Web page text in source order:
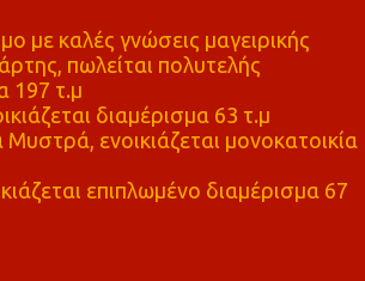
με καλές γνώσεις μαγειρικής
πωλείται πολυτελής
197 τ.μ
διαμέρισμα 63 τ.μ
Μυστρά, ενοικιάζεται μονοκατοικία
επιπλωμένο διαμέρισμα 67